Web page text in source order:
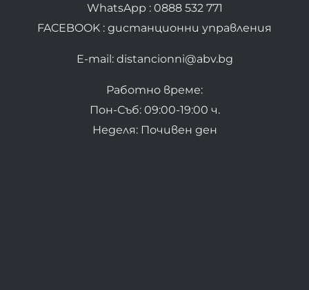
WhatsApp : 0888 532 771
FACEBOOK : дистанционни управления
E-mail: distancionni@abv.bg
Работно време:
Пон-Съб: 09:00-19:00 ч.
Неделя: Почивен ден